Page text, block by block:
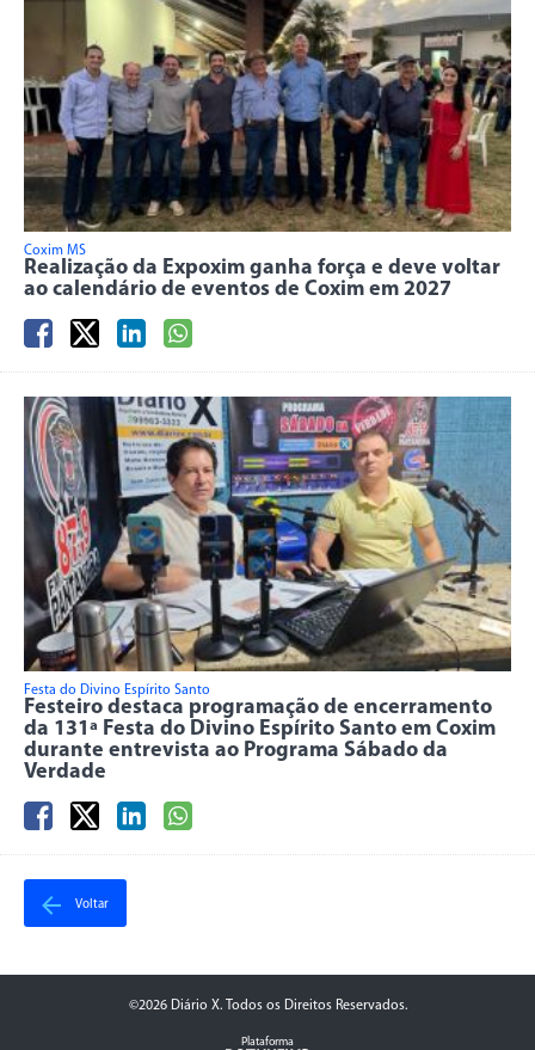
Coxim MS
Realização da Expoxim ganha força e deve voltar
ao calendário de eventos de Coxim em 2027
Festa do Divino Espírito Santo
Festeiro destaca programação de encerramento
da 131ª Festa do Divino Espírito Santo em Coxim
durante entrevista ao Programa Sábado da
Verdade
Voltar
©2026 Diário X. Todos os Direitos Reservados.
Plataforma